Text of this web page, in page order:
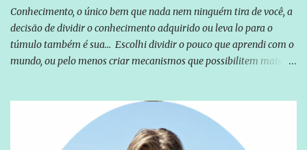
Conhecimento, o único bem que nada nem ninguém tira de você, a
decisão de dividir o conhecimento adquirido ou leva lo para o
túmulo também é sua... Escolhi dividir o pouco que aprendi com o
mundo, ou pelo menos criar mecanismos que possibilitem mais e
empreendedor da comunicação, que além de informação
cotidiana, corriqueira e cada vez mais preocupantes, do tipo que
você já esta acostumado a ver neste espaço, vou trabalhar a ideia